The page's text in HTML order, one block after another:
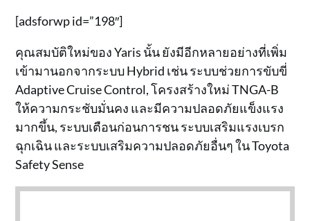
[adsforwp id=”198″]
คุณสมบัติใหม่ของ Yaris นั้น ยังมีอีกหลายอย่างที่เพิ่ม
เข้ามานอกจากระบบ Hybrid เช่น ระบบช่วยการขับขี่
Adaptive Cruise Control, โครงสร้างใหม่ TNGA-B
ให้ความกระชับมั่นคง และมีความปลอดภัยแข็งแรง
มากขึ้น, ระบบเตือนก่อนการชน ระบบเสริมแรงเบรก
ฉุกเฉิน และระบบเสริมความปลอดภัยอื่นๆ ใน Toyota
Safety Sense